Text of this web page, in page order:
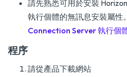
請先熟悉可用於安裝
執行個體的無訊息安裝屬性
Connection Server 執行個
程序
請從產品下載網站